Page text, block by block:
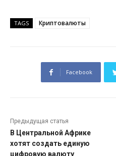
TAGS Криптовалюты
Facebook
Предыдущая статья
В Центральной Африке
хотят создать единую
цифровую валюту